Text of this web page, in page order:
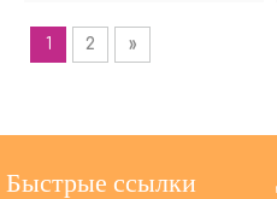
1 2 »
Быстрые ссылки